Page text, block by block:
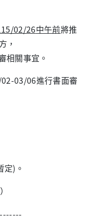
02/26中午前將推
，
事宜。
03/06進行書面審
定) 。